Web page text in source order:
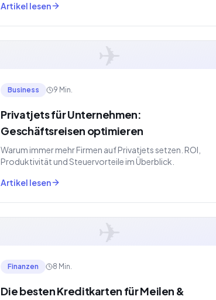
Artikel lesen
✈
Business 9 Min.
Privatjets für Unternehmen:
Geschäftsreisen optimieren
Warum immer mehr Firmen auf Privatjets setzen. ROI,
Produktivität und Steuervorteile im Überblick.
Artikel lesen
✈
Finanzen 8 Min.
Die besten Kreditkarten für Meilen &